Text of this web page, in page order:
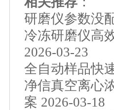
研磨仪参数没
冷冻研磨仪高
2026-03-23
全自动样品快
净信真空离心
案 2026-03-18